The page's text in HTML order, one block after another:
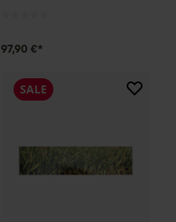
97,90 €*
SALE